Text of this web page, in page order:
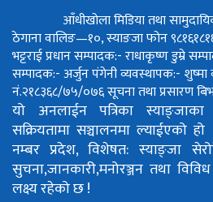
आँधीखोला मिडिया तथा
ठेगाना वालिङ—१०, स्याङजा फोन
भट्टराईप्रधान सम्पादक:- राधाकृष्ण डुम्रे
सम्पादक:- अर्जुन पंगेनीव्यवस्थापक:- शुष्मा
नं.२१८३६८/७५/०७६सूचना तथा प्रसारण
यो अनलाईन पत्रिका स्याङ्जाका
सक्रियतामा सञ्चालनमा ल्याईएको हो
नम्बर प्रदेश, विशेषत: स्याङ्जा
सुचना,जानकारी,मनोरञ्जन तथा विविध
लक्ष्य रहेको छ !